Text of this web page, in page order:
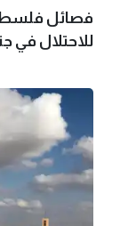
فصائل
للاحتلال في